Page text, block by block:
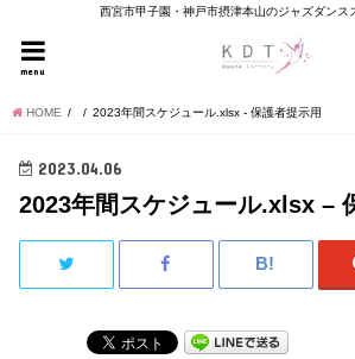
西宮市甲子園・神戸市摂津本山のジャズダンス
menu
HOME 2023年間スケジュール.xlsx - 保護者提示用
2023.04.06
2023年間スケジュール.xlsx –